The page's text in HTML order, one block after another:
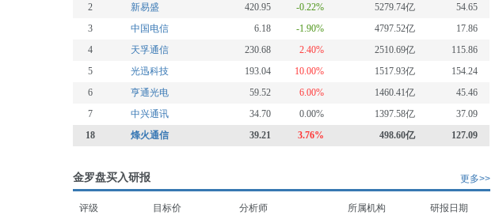
2
新易盛 420.95 -0.22% 5279.74亿
54.65
3
中国电信 6.18 -1.90% 4797.52亿
17.86
4
天孚通信 230.68 2.40% 2510.69亿
115.86
5
光迅科技 193.04 10.00% 1517.93亿
154.24
6
亨通光电 59.52 6.00% 1460.41亿
45.46
7
中兴通讯 34.70 0.00% 1397.58亿
37.09
18
烽火通信 39.21 3.76% 498.60亿 127.09
更多>>
金罗盘买入研报
评级 目标价 分析师 所属机构 研报日期